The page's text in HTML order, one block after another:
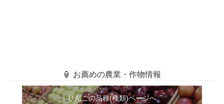
🏮 お薦めの農業・作物情報
りんごの品種(種類)ページへ